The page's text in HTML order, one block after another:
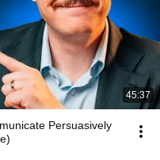
45:37
Persuasively